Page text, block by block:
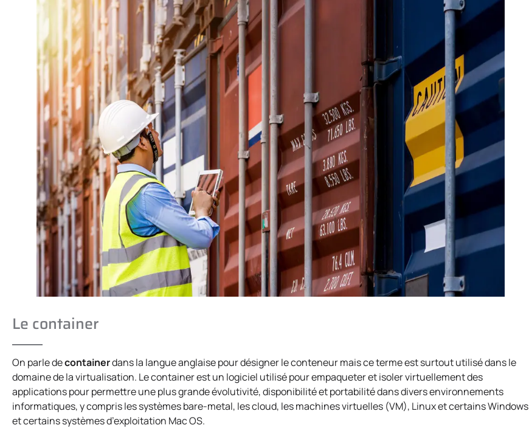
Le container
On parle decontainerdans la langue anglaise pour désigner le conteneur mais ce terme est surtout utilisé dans le
domaine de la virtualisation. Le container est un logiciel utilisé pour empaqueter et isoler virtuellement des
applications pour permettre une plus grande évolutivité, disponibilité et portabilité dans divers environnements
informatiques, y compris les systèmes bare-metal, les cloud, les machines virtuelles (VM), Linux et certains Windows
et certains systèmes d’exploitation Mac OS.